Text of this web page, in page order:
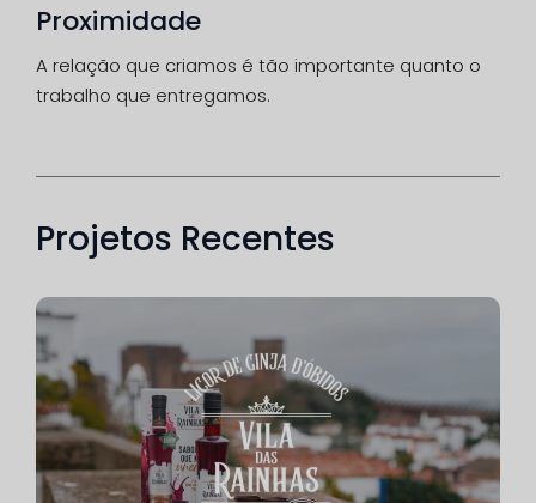
Proximidade
A relação que criamos é tão importante quanto o
trabalho que entregamos.
Projetos Recentes